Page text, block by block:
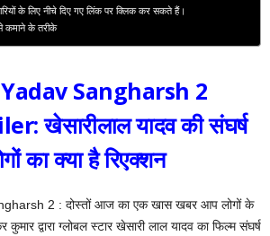
के लिए नीचे दिए गए लिंक पर क्लिक कर सकते हैं।
कमाने के तरीके
Sangharsh 2
:खेसारीलाल यादव की संघर्ष
का क्या है रिएक्शन
2 : दोस्तों आज का एक खास खबर आप लोगों के
कुमार द्वारा ग्लोबल स्टार खेसारी लाल यादव का फिल्म संघर्ष